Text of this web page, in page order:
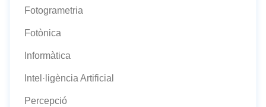
Fotogrametria
Fotònica
Informàtica
Intel·ligència Artificial
Percepció